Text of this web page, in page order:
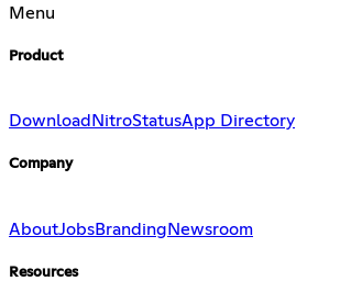
Menu
Product
Download NitroStatusApp Directory
Company
AboutJobsBranding Newsroom
Resources